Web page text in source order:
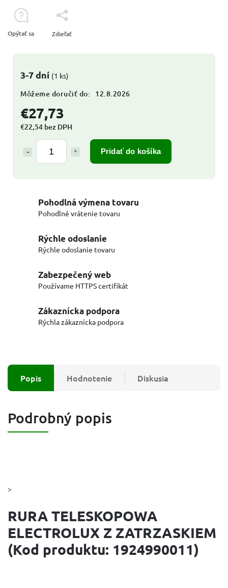
€27,73
€22,54 bez DPH
Pridať do košíka
3-7 dní (1 ks)
Môžeme doručiť do: 12.8.2026
Opýtať sa Zdieľať
Pohodlná výmena tovaru
Pohodlné vrátenie tovaru
Rýchle odoslanie
Rýchle odoslanie tovaru
Zabezpečený web
Používame HTTPS certifikát
Zákaznícka podpora
Rýchla zákaznícka podpora
Popis Hodnotenie Diskusia
Podrobný popis
>
RURA TELESKOPOWA
ELECTROLUX Z ZATRZASKIEM
(Kod produktu: 1924990011)